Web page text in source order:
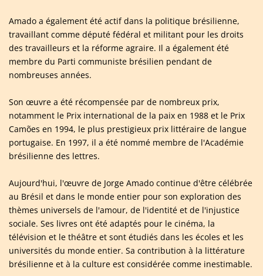
Amado a également été actif dans la politique brésilienne,
travaillant comme député fédéral et militant pour les droits
des travailleurs et la réforme agraire. Il a également été
membre du Parti communiste brésilien pendant de
nombreuses années.
Son œuvre a été récompensée par de nombreux prix,
notamment le Prix international de la paix en 1988 et le Prix
Camões en 1994, le plus prestigieux prix littéraire de langue
portugaise. En 1997, il a été nommé membre de l'Académie
brésilienne des lettres.
Aujourd'hui, l'œuvre de Jorge Amado continue d'être célébrée
au Brésil et dans le monde entier pour son exploration des
thèmes universels de l'amour, de l'identité et de l'injustice
sociale. Ses livres ont été adaptés pour le cinéma, la
télévision et le théâtre et sont étudiés dans les écoles et les
universités du monde entier. Sa contribution à la littérature
brésilienne et à la culture est considérée comme inestimable.